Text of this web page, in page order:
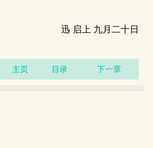
迅 启上 九月二十日
主页 目录 下一章